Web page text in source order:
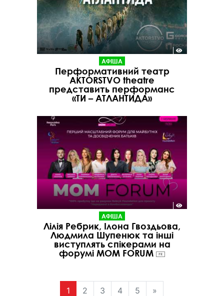
АФІША
Перформативний театр
AKTORSTVO theatre
представить перформанс
«ТИ – АТЛАНТИДА»
АФІША
Лілія Ребрик, Ілона Гвоздьова,
Людмила Шупенюк та інші
виступлять спікерами на
форумі MOM FORUM
PR
1 2 3 4 5 »